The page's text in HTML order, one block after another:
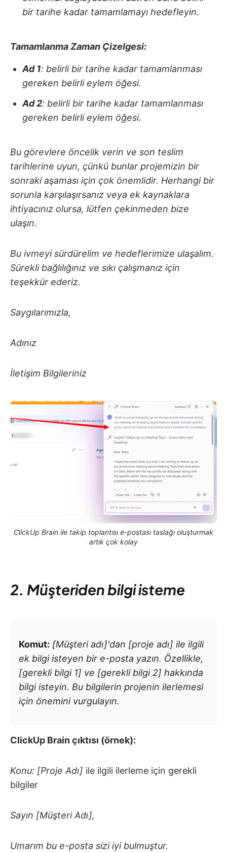
bir tarihe kadar tamamlamayı hedefleyin.
Tamamlanma Zaman Çizelgesi:
Ad 1: belirli bir tarihe kadar tamamlanması
gereken belirli eylem öğesi.
Ad 2: belirli bir tarihe kadar tamamlanması
gereken belirli eylem öğesi.
Bu görevlere öncelik verin ve son teslim
tarihlerine uyun, çünkü bunlar projemizin bir
sonraki aşaması için çok önemlidir. Herhangi bir
sorunla karşılaşırsanız veya ek kaynaklara
ihtiyacınız olursa, lütfen çekinmeden bize
ulaşın.
Bu ivmeyi sürdürelim ve hedeflerimize ulaşalım.
Sürekli bağlılığınız ve sıkı çalışmanız için
teşekkür ederiz.
Saygılarımızla,
Adınız
İletişim Bilgileriniz
ClickUp Brain ile takip toplantısı e-postası taslağı oluşturmak
artık çok kolay
2. Müşteriden bilgi isteme
Komut: [Müşteri adı]'dan [proje adı] ile ilgili
ek bilgi isteyen bir e-posta yazın. Özellikle,
[gerekli bilgi 1] ve [gerekli bilgi 2] hakkında
bilgi isteyin. Bu bilgilerin projenin ilerlemesi
için önemini vurgulayın.
ClickUp Brain çıktısı (örnek):
Konu: [Proje Adı] ile ilgili ilerleme için gerekli
bilgiler
Sayın [Müşteri Adı],
Umarım bu e-posta sizi iyi bulmuştur.